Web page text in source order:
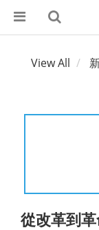
View All
從改革到